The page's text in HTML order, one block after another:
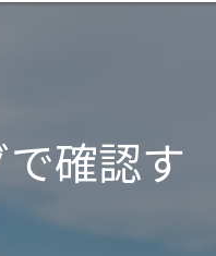
確認す